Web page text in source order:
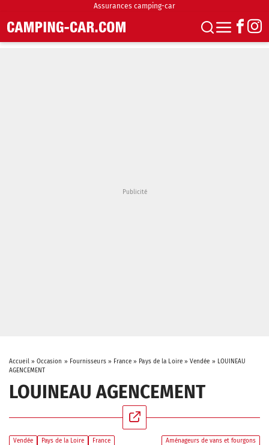
Assurances camping-car
Accueil» Occasion » Fournisseurs» France » Pays de la Loire» Vendée » LOUINEAU
AGENCEMENT
LOUINEAU AGENCEMENT
Vendée Pays de la Loire France Aménageurs de vans et fourgons